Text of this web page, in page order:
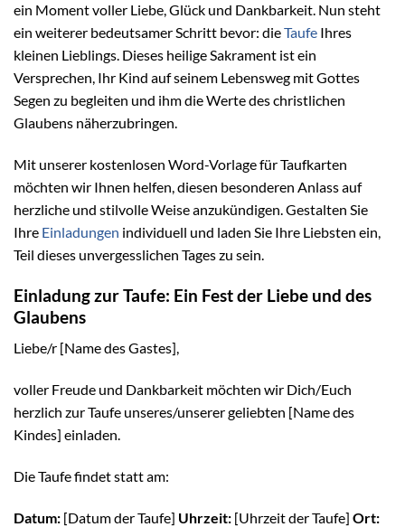
ein Moment voller Liebe, Glück und Dankbarkeit. Nun steht
ein weiterer bedeutsamer Schritt bevor: dieTaufe Ihres
kleinen Lieblings. Dieses heilige Sakrament ist ein
Versprechen, Ihr Kind auf seinem Lebensweg mit Gottes
Segen zu begleiten und ihm die Werte des christlichen
Glaubens näherzubringen.
Mit unserer kostenlosen Word-Vorlage für Taufkarten
möchten wir Ihnen helfen, diesen besonderen Anlass auf
herzliche und stilvolle Weise anzukündigen. Gestalten Sie
Ihre Einladungen individuell und laden Sie Ihre Liebsten ein,
Teil dieses unvergesslichen Tages zu sein.
Einladung zur Taufe: Ein Fest der Liebe und des
Glaubens
Liebe/r [Name des Gastes],
voller Freude und Dankbarkeit möchten wir Dich/Euch
herzlich zur Taufe unseres/unserer geliebten [Name des
Kindes] einladen.
Die Taufe findet statt am:
Datum: [Datum der Taufe] Uhrzeit: [Uhrzeit der Taufe] Ort: